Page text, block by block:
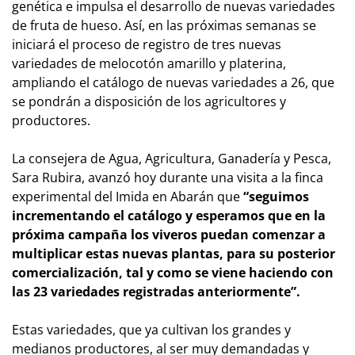
genética e impulsa el desarrollo de nuevas variedades
de fruta de hueso. Así, en las próximas semanas se
iniciará el proceso de registro de tres nuevas
variedades de melocotón amarillo y platerina,
ampliando el catálogo de nuevas variedades a 26, que
se pondrán a disposición de los agricultores y
productores.
La consejera de Agua, Agricultura, Ganadería y Pesca,
Sara Rubira, avanzó hoy durante una visita a la finca
experimental del Imida en Abarán que“seguimos
incrementando el catálogo y esperamos que en la
próxima campaña los viveros puedan comenzar a
multiplicar estas nuevas plantas, para su posterior
comercialización, tal y como se viene haciendo con
las 23 variedades registradas anteriormente”.
Estas variedades, que ya cultivan los grandes y
medianos productores, al ser muy demandadas y